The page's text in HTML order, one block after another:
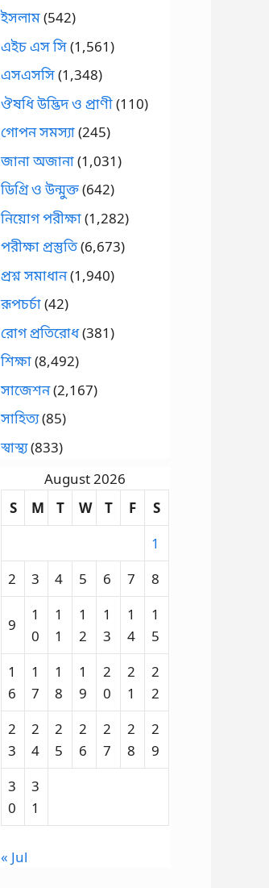
ইসলাম(542)
এইচ এস সি(1,561)
এসএসসি(1,348)
ঔষধি উদ্ভিদ ও প্রাণী(110)
গোপন সমস্যা(245)
জানা অজানা(1,031)
ডিগ্রি ও উন্মুক্ত(642)
নিয়োগ পরীক্ষা(1,282)
পরীক্ষা প্রস্তুতি(6,673)
প্রশ্ন সমাধান(1,940)
রূপচর্চা(42)
রোগ প্রতিরোধ(381)
শিক্ষা(8,492)
সাজেশন(2,167)
সাহিত্য(85)
স্বাস্থ্য(833)
August 2026
S
M T W T F
S
1
2
3 4 5 6 7 8
9
1
0
1
1
1
2
1
3
1
4
1
5
1
6
1
7
1
8
1
9
2
0
2
1
2
2
2
3
2
4
2
5
2
6
2
7
2
8
2
9
3
0
3
1
« Jul